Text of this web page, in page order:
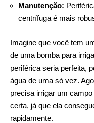
Manutenção:
centrífuga é mais
Imagine que você tem
de uma bomba para
periférica seria perfeita,
água de uma só vez.
precisa irrigar um
certa, já que ela
rapidamente.